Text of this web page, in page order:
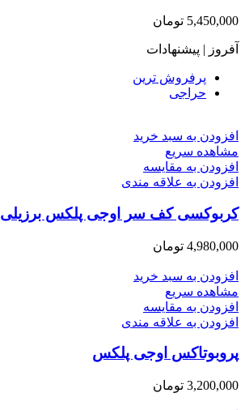
5,450,000 تومان
آفروز | پیشنهادات
پرفروش ترین
حراجی
افزودن به سبد خرید
مشاهده سریع
افزودن به مقایسه
افزودن به علاقه مندی
کربوکسی کف سر اوجی پلکس برزیلی
4,980,000 تومان
افزودن به سبد خرید
مشاهده سریع
افزودن به مقایسه
افزودن به علاقه مندی
پروبوتاکس اوجی پلکس
3,200,000 تومان